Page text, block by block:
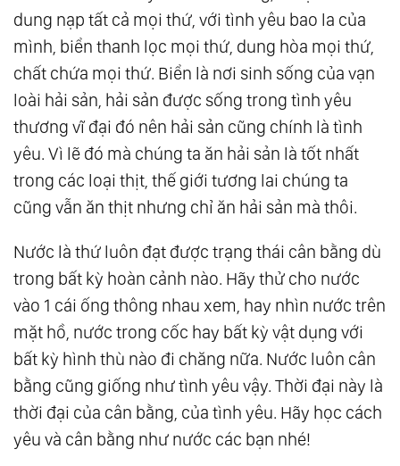
87.Sức Mạnh Của Sự Dịu Dàng
88.Tâm Lương Thiện Tỏa Sáng, Thơm Người
Và Cũng Ấm Mình
89.Cách Dòng Ý Thức Tác Động Lên Cuộc
Đời Bạn
Hành Trình Của Giác Ngộ
91.
Sáng Thế Chủ
93.Phẩm Hạnh Của Lòng Vị Kỷ
94.Con Đường Trung Đạo
95.Chân Tâm
96.Chân Ái
97. Thượng Đế Muôn Màu
98.Tùy Duyên
99.Bản Chất Của Sự Sống
Viết Về Cái Không
dung nạp tất cả mọi thứ, với tình yêu bao la của
mình, biển thanh lọc mọi thứ, dung hòa mọi thứ,
chất chứa mọi thứ. Biển là nơi sinh sống của vạn
loài hải sản, hải sản được sống trong tình yêu
thương vĩ đại đó nên hải sản cũng chính là tình
yêu. Vì lẽ đó mà chúng ta ăn hải sản là tốt nhất
trong các loại thịt, thế giới tương lai chúng ta
cũng vẫn ăn thịt nhưng chỉ ăn hải sản mà thôi.
Nước là thứ luôn đạt được trạng thái cân bằng dù
trong bất kỳ hoàn cảnh nào. Hãy thử cho nước
vào 1 cái ống thông nhau xem, hay nhìn nước trên
mặt hồ, nước trong cốc hay bất kỳ vật dụng với
bất kỳ hình thù nào đi chăng nữa. Nước luôn cân
bằng cũng giống như tình yêu vậy. Thời đại này là
thời đại của cân bằng, của tình yêu. Hãy học cách
yêu và cân bằng như nước các bạn nhé!